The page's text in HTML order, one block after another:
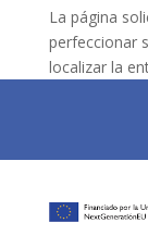
La página
perfeccionar
localizar la